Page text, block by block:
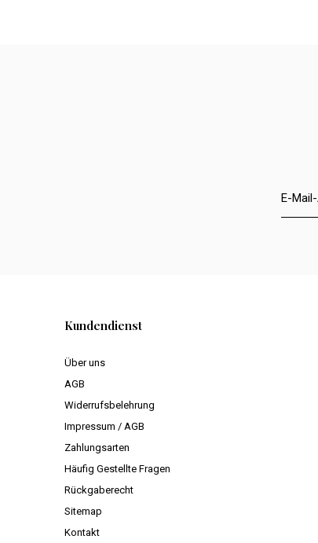
Kundendienst
Über uns
AGB
Widerrufsbelehrung
Impressum / AGB
Zahlungsarten
Häufig Gestellte Fragen
Rückgaberecht
Sitemap
Kontakt